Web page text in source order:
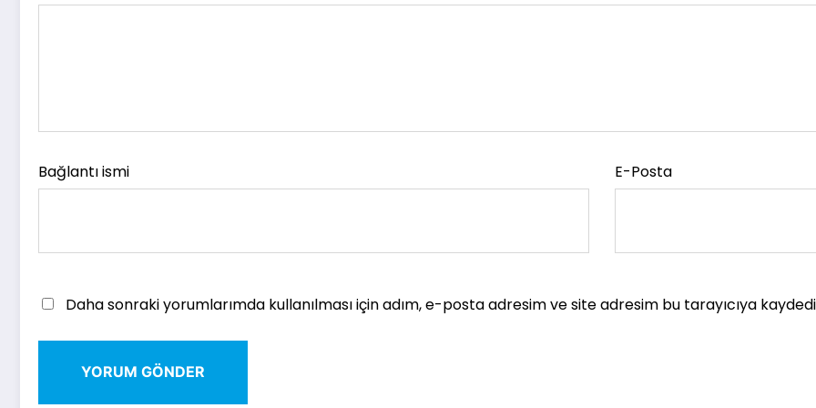
Bağlantı ismi E-Posta
Daha sonraki yorumlarımda kullanılması için adım, e-posta adresim ve site adresim bu tarayıcıya